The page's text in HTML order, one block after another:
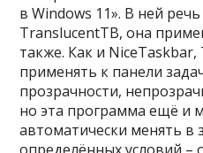
в Windows 11». В ней
TranslucentTB, она
также. Как и
применять к панели
прозрачности,
но эта программа ещё и
автоматически менять в